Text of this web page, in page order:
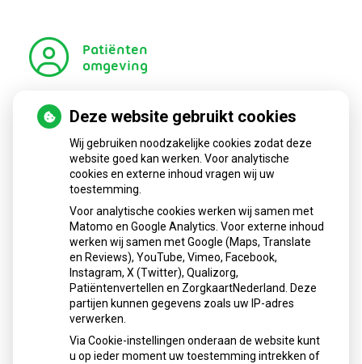
Patiënten
omgeving
Regel met
gemak
Uw Zorg
online
Anticonceptiemiddelenaanvragen
Registerenop
Apotheek
Deze website gebruikt cookies
Wij gebruiken noodzakelijke cookies zodat deze
website goed kan werken. Voor analytische
cookies en externe inhoud vragen wij uw
toestemming.
Voor analytische cookies werken wij samen met
Matomo en Google Analytics. Voor externe inhoud
werken wij samen met Google (Maps, Translate
en Reviews), YouTube, Vimeo, Facebook,
Instagram, X (Twitter), Qualizorg,
Patiëntenvertellen en ZorgkaartNederland. Deze
partijen kunnen gegevens zoals uw IP-adres
verwerken.
Via Cookie-instellingen onderaan de website kunt
u op ieder moment uw toestemming intrekken of